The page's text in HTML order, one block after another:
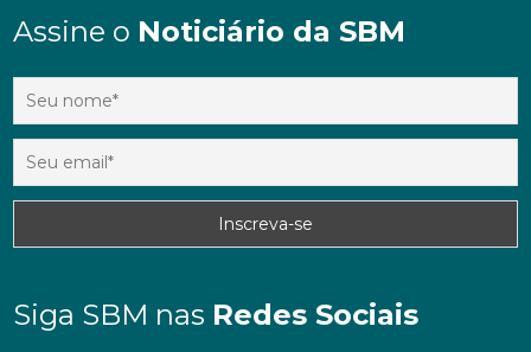
Assine o Noticiário da SBM
Siga SBM nas Redes Sociais